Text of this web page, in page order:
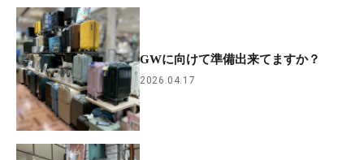
GWに向けて準備出来てますか？
2026.04.17